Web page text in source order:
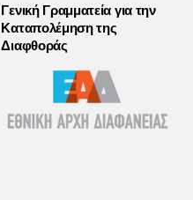
Γενική Γραμματεία για την
Καταπολέμηση της
Διαφθοράς